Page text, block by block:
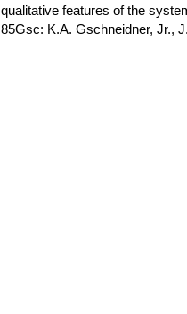
qualitative features of the
85Gsc: K.A. Gschneidner, Jr.,